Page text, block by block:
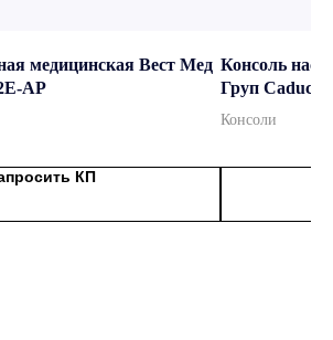
медицинская Вест Мед
AP
КП
Консоль
Груп
Консоли